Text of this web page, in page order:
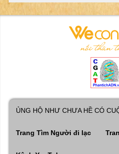
ỦNG HỘ NHƯ CHƯA HỀ CÓ
Trang Tìm Người đi lạc